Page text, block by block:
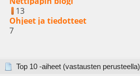
13
Ohjeet ja tiedotteet
7
Top 10 -aiheet (vastausten perusteella)